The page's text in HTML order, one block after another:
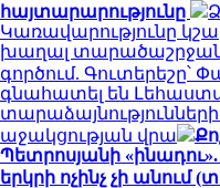
հայտարարությունը
Կառավարությունը
խաղալ
գործում. Գուտերեշը՝
գնահատել են
աջակցության վրա
Պետրոսյանի
երկրի ոչինչ չի անում